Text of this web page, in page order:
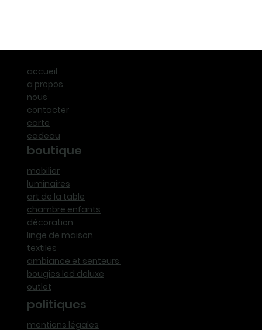
accueil
a propos
nous
contacter
carte
cadeau
boutique
mobilier
luminaires
art de la table
chambre enfants
décoration
linge de maison
textiles
ambiance et senteurs
bougies led deluxe
outlet
politiques
mentions légales